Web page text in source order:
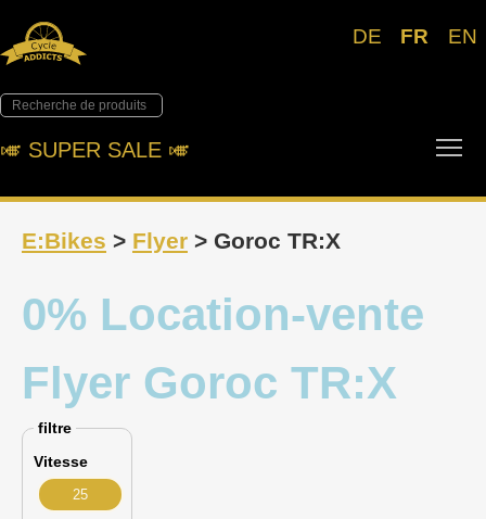
DE FR EN
🎺︎ SUPER SALE 🎺︎
E:Bikes > Flyer > Goroc TR:X
0% Location-vente
Flyer Goroc TR:X
filtre
Vitesse
25